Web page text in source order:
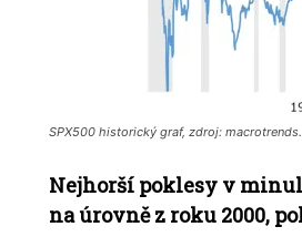
SPX500 historický graf, zdroj:
Nejhorší poklesy v
na úrovně z roku 2000,